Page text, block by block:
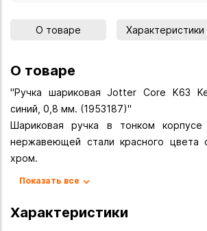
О товаре Характеристики
О товаре
"Ручка шариковая Jotter Core K63
синий, 0,8 мм. (1953187)"
Шариковая ручка в тонком корпусе
нержавеющей стали красного цвета
хром.
Механизм: кнопочный
Материал корпуса: нержавеющая сталь
Показать все
Характеристики